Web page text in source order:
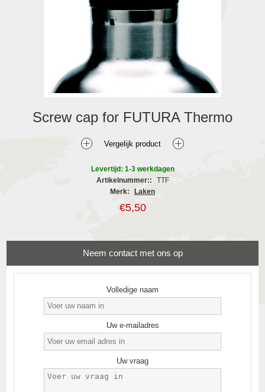
Screw cap for FUTURA Thermo
Levertijd: 1-3 werkdagen
Artikelnummer::
TTF
Merk:
Laken
€5,50
Neem contact met ons op
Volledige naam
Uw e-mailadres
Uw vraag